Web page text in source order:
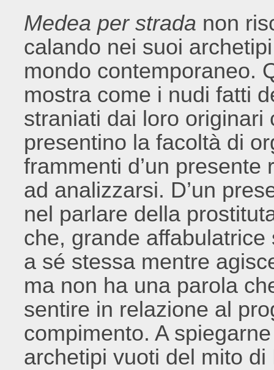
Medea per strada non
calando nei suoi
mondo contemporaneo.
mostra come i nudi fatti
straniati dai loro
presentino la facoltà di
frammenti d’un
ad analizzarsi. D’un
nel parlare della
che, grande
a sé stessa mentre
ma non ha una parola
sentire in relazione al
compimento. A
archetipi vuoti del mito di